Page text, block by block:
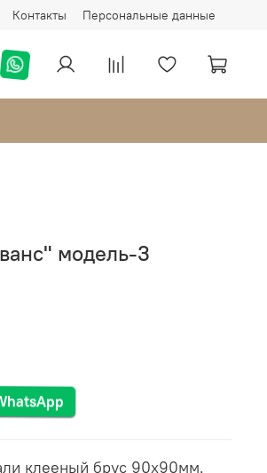
Контакты Персональные данные
модель-3
клееный брус 90х90мм.